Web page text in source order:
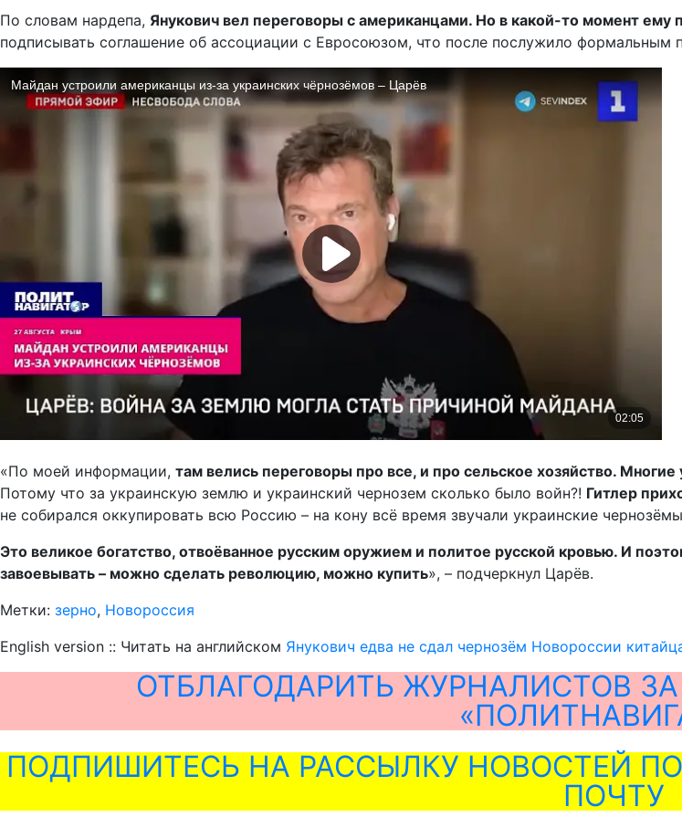
По словам нардепа, Янукович вел переговоры с американцами. Но в какой-то момент ему
подписывать соглашение об ассоциации с Евросоюзом, что после послужило формальным
«По моей информации, там велись переговоры про все, и про сельское хозяйство.
Потому что за украинскую землю и украинский чернозем сколько было войн?! Гитлер
не собирался оккупировать всю Россию – на кону всё время звучали украинские
Это великое богатство, отвоёванное русским оружием и политое русской кровью. И
завоевывать – можно сделать революцию, можно купить», – подчеркнул Царёв.
Метки: зерно, Новороссия
English version :: Читать на английском Янукович едва не сдал чернозём Новороссии
ОТБЛАГОДАРИТЬ ЖУРНАЛИСТОВ
ПОДПИШИТЕСЬ НА РАССЫЛКУ НОВОСТЕЙ
ПОЧТУ